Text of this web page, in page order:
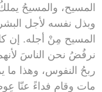
المسيح، والمسيحُ
وبذل نفسه لأجل
المسيح مِنْ أجله. إن
نرفُضُ نحن الناسَ لأنهم
ربحُ النفوس، وهذا ما
مات وقام فداءً عنّا